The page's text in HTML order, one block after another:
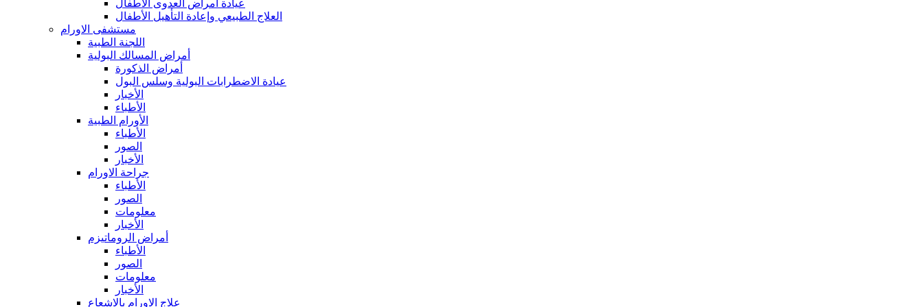
عيادة أمراض العدوى الأطفال
العلاج الطبيعي وإعادة التأهيل الأطفال
مستشفى الاورام
اللجنة الطبية
أمراض المسالك البولية
أمراض الذكورة
عيادة الاضطرابات البولية وسلس البول
الأخبار
الأطباء
الأورام الطبية
الأطباء
الصور
الأخبار
جراحة الاورام
الأطباء
الصور
معلومات
الأخبار
أمراض الروماتيزم
الأطباء
الصور
معلومات
الأخبار
علاج الاورام بالاشعاع